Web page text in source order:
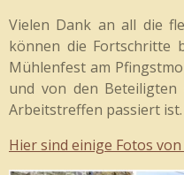
Vielen Dank an all die
können die Fortschritte
Mühlenfest am
und von den
Arbeitstreffen passiert ist.
Hier sind einige Fotos